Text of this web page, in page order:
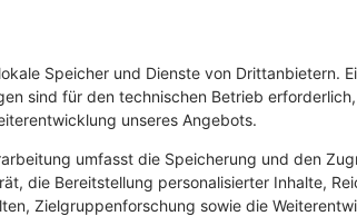
Speicher und Dienste von Drittanbietern.
sind für den technischen Betrieb
unseres Angebots.
umfasst die Speicherung und den
die Bereitstellung personalisierter Inhalte,
Zielgruppenforschung sowie die